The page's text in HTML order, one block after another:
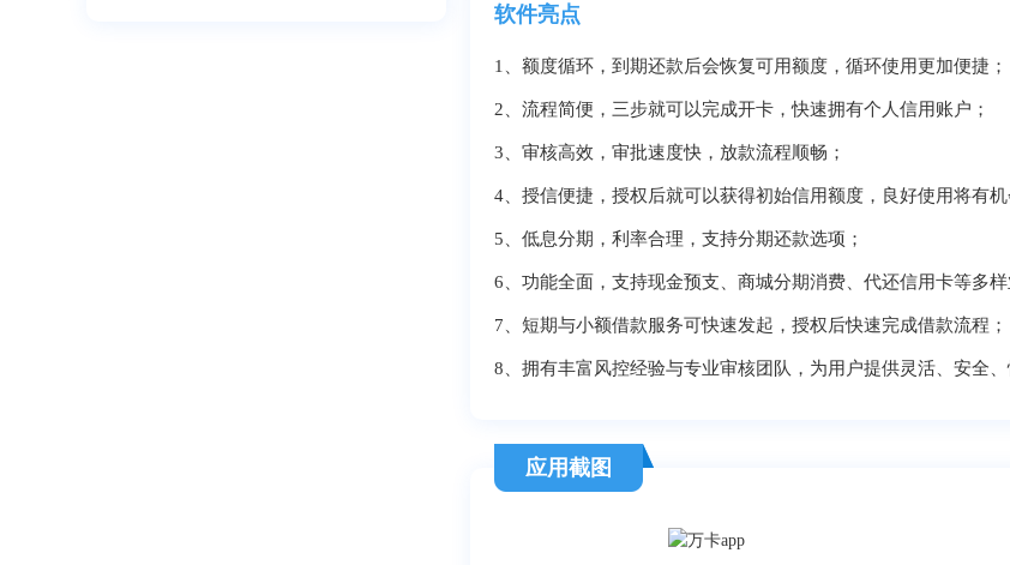
软件亮点
1、额度循环，到期还款后会恢复可用额度，循环使用更加便捷；
2、流程简便，三步就可以完成开卡，快速拥有个人信用账户；
3、审核高效，审批速度快，放款流程顺畅；
4、授信便捷，授权后就可以获得初始信用额度，良好使用将有机
5、低息分期，利率合理，支持分期还款选项；
6、功能全面，支持现金预支、商城分期消费、代还信用卡等多样
7、短期与小额借款服务可快速发起，授权后快速完成借款流程；
8、拥有丰富风控经验与专业审核团队，为用户提供灵活、安全、
应用截图